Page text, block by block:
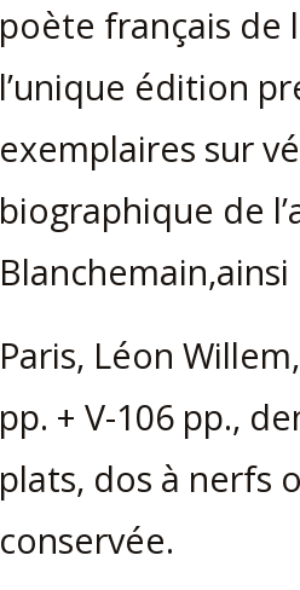
poète français de
l’unique édition
exemplaires sur
biographique de
Paris, Léon
pp. + V-106 pp.,
plats, dos à nerfs
conservée.